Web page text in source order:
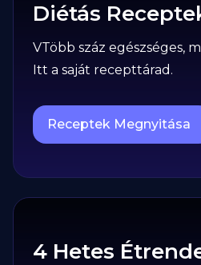
Diétás
VTöbb száz egészséges,
Itt a saját recepttárad.
Receptek Megnyitása
4 Hetes